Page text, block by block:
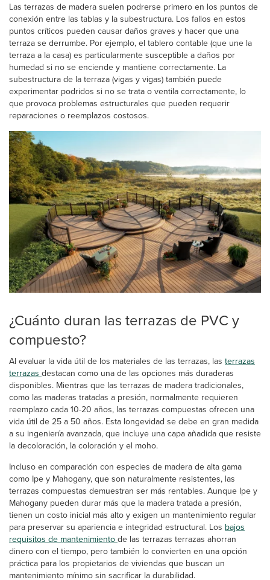
Las terrazas de madera suelen podrerse primero en los puntos de
conexión entre las tablas y la subestructura. Los fallos en estos
puntos críticos pueden causar daños graves y hacer que una
terraza se derrumbe. Por ejemplo, el tablero contable (que une la
terraza a la casa) es particularmente susceptible a daños por
humedad si no se enciende y mantiene correctamente. La
subestructura de la terraza (vigas y vigas) también puede
experimentar podridos si no se trata o ventila correctamente, lo
que provoca problemas estructurales que pueden requerir
reparaciones o reemplazos costosos.
¿Cuánto duran las terrazas de PVC y
compuesto?
Al evaluar la vida útil de los materiales de las terrazas, las terrazas
terrazasdestacan como una de las opciones más duraderas
disponibles. Mientras que las terrazas de madera tradicionales,
como las maderas tratadas a presión, normalmente requieren
reemplazo cada 10-20 años, las terrazas compuestas ofrecen una
vida útil de 25 a 50 años. Esta longevidad se debe en gran medida
a su ingeniería avanzada, que incluye una capa añadida que resiste
la decoloración, la coloración y el moho.
Incluso en comparación con especies de madera de alta gama
como Ipe y Mahogany, que son naturalmente resistentes, las
terrazas compuestas demuestran ser más rentables. Aunque Ipe y
Mahogany pueden durar más que la madera tratada a presión,
tienen un costo inicial más alto y exigen un mantenimiento regular
para preservar su apariencia e integridad estructural. Los bajos
requisitos de mantenimientode las terrazas terrazas ahorran
dinero con el tiempo, pero también lo convierten en una opción
práctica para los propietarios de viviendas que buscan un
mantenimiento mínimo sin sacrificar la durabilidad.